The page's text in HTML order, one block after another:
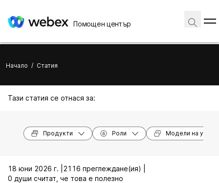
Помощен център
Начало / Статия
Тази статия се отнася за:
Продукти Роли Модели на
18 юни 2026 г. |
2116 преглеждане(ия) |
0 души считат, че това е полезно